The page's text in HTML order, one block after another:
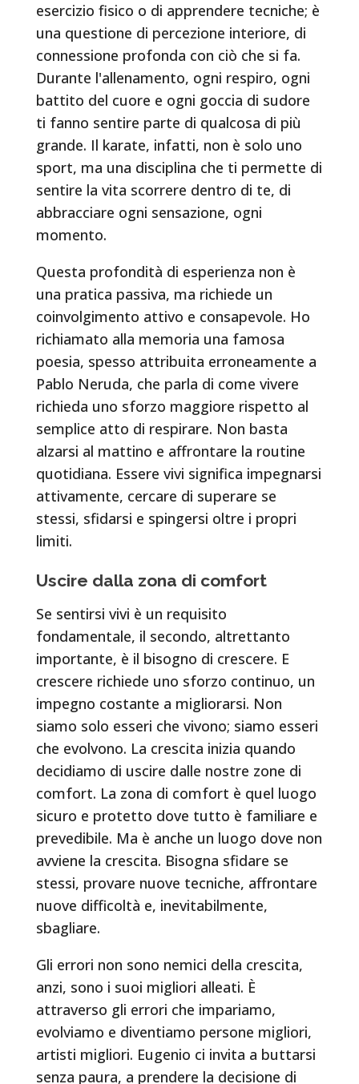
esercizio fisico o di apprendere tecniche; è
una questione di percezione interiore, di
connessione profonda con ciò che si fa.
Durante l'allenamento, ogni respiro, ogni
battito del cuore e ogni goccia di sudore
ti fanno sentire parte di qualcosa di più
grande. Il karate, infatti, non è solo uno
sport, ma una disciplina che ti permette di
sentire la vita scorrere dentro di te, di
abbracciare ogni sensazione, ogni
momento.
Questa profondità di esperienza non è
una pratica passiva, ma richiede un
coinvolgimento attivo e consapevole. Ho
richiamato alla memoria una famosa
poesia, spesso attribuita erroneamente a
Pablo Neruda, che parla di come vivere
richieda uno sforzo maggiore rispetto al
semplice atto di respirare. Non basta
alzarsi al mattino e affrontare la routine
quotidiana. Essere vivi significa impegnarsi
attivamente, cercare di superare se
stessi, sfidarsi e spingersi oltre i propri
limiti.
Uscire dalla zona di comfort
Se sentirsi vivi è un requisito
fondamentale, il secondo, altrettanto
importante, è il bisogno di crescere. E
crescere richiede uno sforzo continuo, un
impegno costante a migliorarsi. Non
siamo solo esseri che vivono; siamo esseri
che evolvono. La crescita inizia quando
decidiamo di uscire dalle nostre zone di
comfort. La zona di comfort è quel luogo
sicuro e protetto dove tutto è familiare e
prevedibile. Ma è anche un luogo dove non
avviene la crescita. Bisogna sfidare se
stessi, provare nuove tecniche, affrontare
nuove difficoltà e, inevitabilmente,
sbagliare.
Gli errori non sono nemici della crescita,
anzi, sono i suoi migliori alleati. È
attraverso gli errori che impariamo,
evolviamo e diventiamo persone migliori,
artisti migliori. Eugenio ci invita a buttarsi
senza paura, a prendere la decisione di